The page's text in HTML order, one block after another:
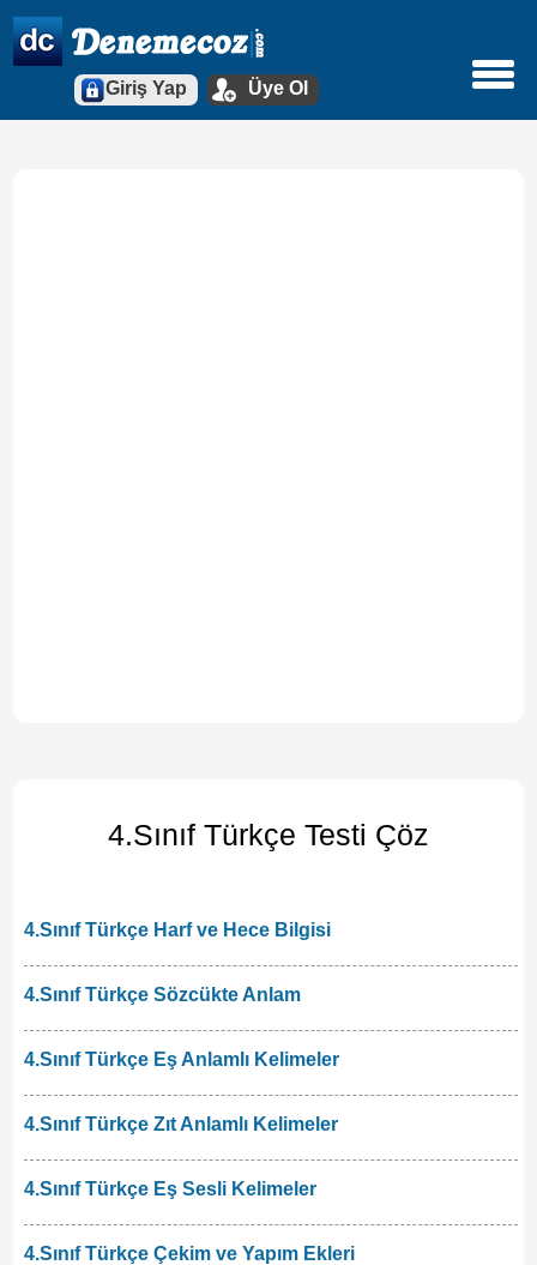
Giriş Yap Üye Ol
4.Sınıf Türkçe Testi Çöz
4.Sınıf Türkçe Harf ve Hece Bilgisi
4.Sınıf Türkçe Sözcükte Anlam
4.Sınıf Türkçe Eş Anlamlı Kelimeler
4.Sınıf Türkçe Zıt Anlamlı Kelimeler
4.Sınıf Türkçe Eş Sesli Kelimeler
4.Sınıf Türkçe Çekim ve Yapım Ekleri